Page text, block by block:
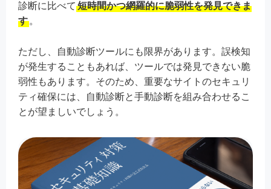
診断に比べて 短時間かつ網羅的に脆弱性を発見できま
す 。
ただし、自動診断ツールにも限界があります。誤検知
が発生することもあれば、ツールでは発見できない脆
弱性もあります。そのため、重要なサイトのセキュリ
ティ確保には、自動診断と手動診断を組み合わせるこ
とが望ましいでしょう。